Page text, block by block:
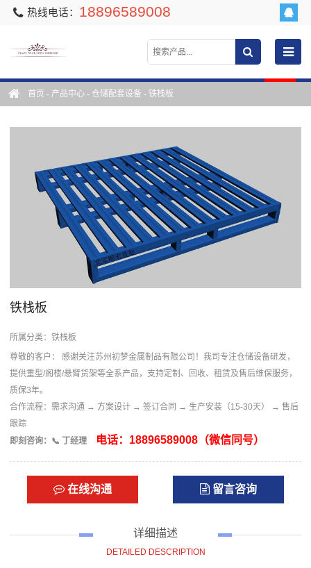
热线电话： 18896589008
首页 - 产品中心 - 仓储配套设备 - 铁栈板
铁栈板
所属分类： 铁栈板
尊敬的客户： 感谢关注苏州初梦金属制品有限公司！我司专注仓储设备研发，
提供重型/阁楼/悬臂货架等全系产品，支持定制、回收、租赁及售后维保服务，
质保3年。
合作流程：​ 需求沟通 → 方案设计 → 签订合同 → 生产安装（15-30天） → 售后
跟踪
即刻咨询：​ 📞 丁经理
电话：18896589008（微信同号）
在线沟通 留言咨询
详细描述
DETAILED DESCRIPTION